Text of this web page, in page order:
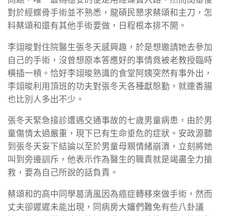
對於經蝶骨手術並不熟悉，龍碩民懇求蔡頌和主刀，怎
料蔡頌和還有其他手術要做，日程根本排不開。
李翊晙對住院醫生張冬天感興趣，於是想邀請她去參加
自己的手術，沒曾想原本答應好的事情竟被老教授臨時
橫插一槓。恰好李翊晙熟識的食堂阿姨突然有事外出，
李翊晙利用頂班的功夫對張冬天各種獻慇勤，就連香腸
也比別人多出不少。
張冬天緊急接診遭遇交通事故的七歲男童病患，由於男
童傷情太過嚴重，現下已有生命垂危的症狀。安政源聽
到張冬天妄下結論以至於男童母親情緒崩潰，立刻將她
叫到旁邊訓斥，他表示作為醫生的職責就是竭盡全力搶
救，要為自己所說的話負責。
蔡頌和的高中同學葛清風因為癌症轉移來做手術，然而
丈夫卻遲遲未能出現，同病房大嬸們難免有些八卦議